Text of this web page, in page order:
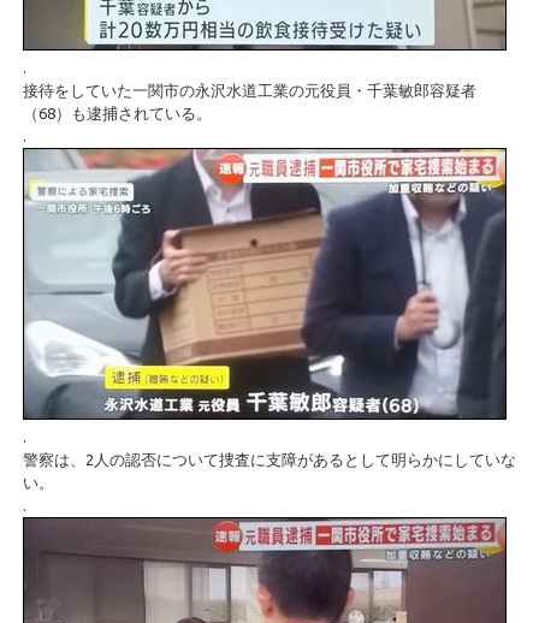
.
接待をしていた一関市の永沢水道工業の元役員・千葉敏郎容疑者
（68）も逮捕されている。
.
.
警察は、2人の認否について捜査に支障があるとして明らかにしていな
い。
.